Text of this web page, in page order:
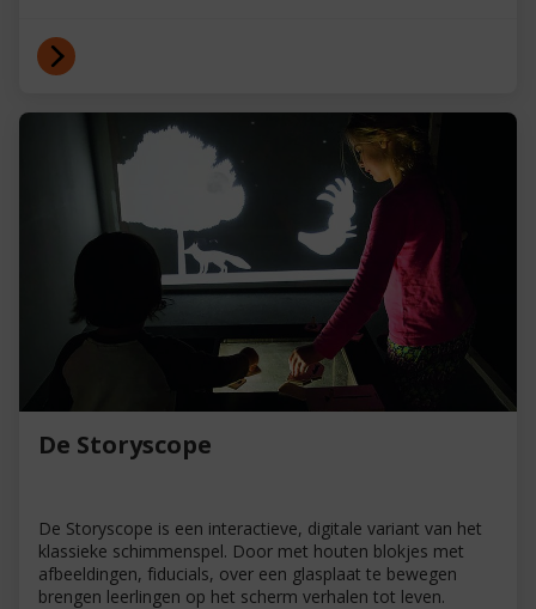
De Storyscope
De Storyscope is een interactieve, digitale variant van het
klassieke schimmenspel. Door met houten blokjes met
afbeeldingen, fiducials, over een glasplaat te bewegen
brengen leerlingen op het scherm verhalen tot leven.